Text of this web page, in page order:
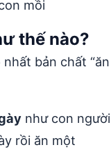
mồi
thế nào?
bản chất “ăn
như con người
rồi ăn một